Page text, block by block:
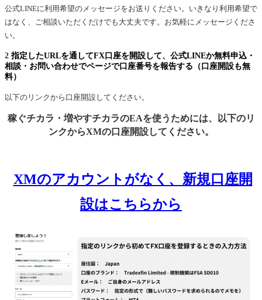
公式LINEに利用希望のメッセージをお送りください。いきなり利用希望で
はなく、ご相談いただくだけでも大丈夫です。お気軽にメッセージくださ
い。
2 指定したURLを通してFX口座を開設して、公式LINEか無料申込・
相談・お問い合わせでページで口座番号を報告する（口座開設も無
料）
以下のリンクから口座開設してください。
稼ぐチカラ・増やすチカラのEAを使うためには、以下のリ
ンクからXMの口座開設してください。
XMのアカウントがなく、新規口座開
設はこちらから